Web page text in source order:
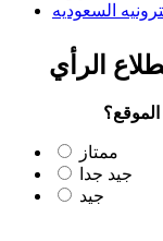
الرأي
ممتاز
جيد جدا
جيد